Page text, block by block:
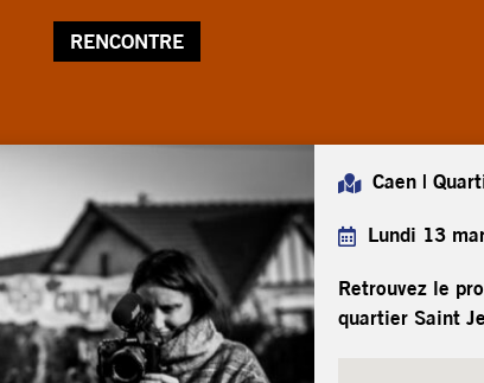
RENCONTRE
Caen |
Lundi 13
Retrouvez le
quartier Saint